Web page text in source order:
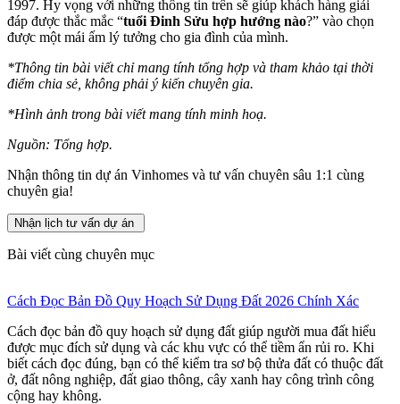
1997. Hy vọng với những thông tin trên sẽ giúp khách hàng giải
đáp được thắc mắc “tuổi Đinh Sửu hợp hướng nào?” vào chọn
được một mái ấm lý tưởng cho gia đình của mình.
*Thông tin bài viết chỉ mang tính tổng hợp và tham khảo tại thời
điểm chia sẻ, không phải ý kiến chuyên gia.
*Hình ảnh trong bài viết mang tính minh hoạ.
Nguồn: Tổng hợp.
Nhận thông tin dự án Vinhomes và tư vấn chuyên sâu 1:1 cùng
chuyên gia!
Nhận lịch tư vấn dự án
Bài viết cùng chuyên mục
Cách Đọc Bản Đồ Quy Hoạch Sử Dụng Đất 2026 Chính Xác
Cách đọc bản đồ quy hoạch sử dụng đất giúp người mua đất hiểu
được mục đích sử dụng và các khu vực có thể tiềm ẩn rủi ro. Khi
biết cách đọc đúng, bạn có thể kiểm tra sơ bộ thửa đất có thuộc đất
ở, đất nông nghiệp, đất giao thông, cây xanh hay công trình công
cộng hay không.